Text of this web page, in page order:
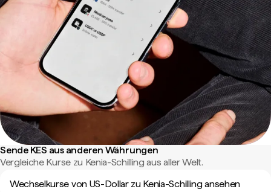
Sende KES aus anderen Währungen
Vergleiche Kurse zu Kenia-Schilling aus aller Welt.
Wechselkurse von US-Dollar zu Kenia-Schilling ansehen